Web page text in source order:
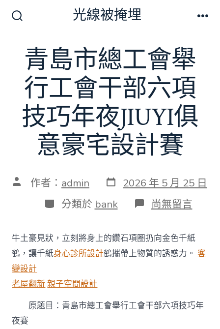
切
換
關
光線被掩埋
青島市總工會舉
行工會干部六項
技巧年夜JIUYI俱
意豪宅設計賽
文 作者： admin 發
表
日
期
2026 年 5 月 25 日
分
類
分類於 bank 在
〈青
市
總
工
會
干
尚無留言
牛土豪見狀，立刻將身上的鑽石項圈扔向金色千紙
鶴，讓千紙身心診所設計鶴攜帶上物質的誘惑力。 客
變設計
老屋翻新 親子空間設計
原題目：青島市總工會舉行工會干部六項技巧年
夜賽